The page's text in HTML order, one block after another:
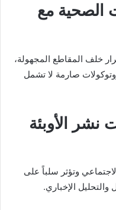
الصحية مع
خلف المقاطع المجهولة،
صارمة لا تشمل
نشر الأوبئة
وتؤثر سلباً على
الإخباري.